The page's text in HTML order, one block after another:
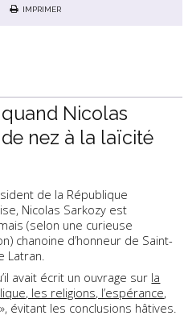
IMPRIMER
Nicolas
nez à la laïcité
de la République
Nicolas Sarkozy est
(selon une curieuse
chanoine d’honneur de Saint-
Latran.
avait écrit un ouvrage sur la
les religions, l’espérance,
évitant les conclusions hâtives.